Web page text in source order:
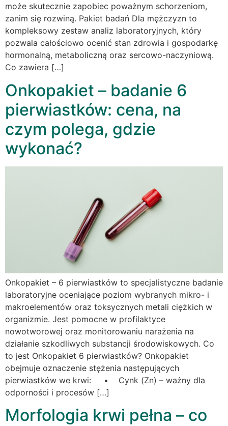
może skutecznie zapobiec poważnym schorzeniom,
zanim się rozwiną. Pakiet badań Dla mężczyzn to
kompleksowy zestaw analiz laboratoryjnych, który
pozwala całościowo ocenić stan zdrowia i gospodarkę
hormonalną, metaboliczną oraz sercowo-naczyniową.
Co zawiera […]
Onkopakiet – badanie 6
pierwiastków: cena, na
czym polega, gdzie
wykonać?
Onkopakiet – 6 pierwiastków to specjalistyczne badanie
laboratoryjne oceniające poziom wybranych mikro- i
makroelementów oraz toksycznych metali ciężkich w
organizmie. Jest pomocne w profilaktyce
nowotworowej oraz monitorowaniu narażenia na
działanie szkodliwych substancji środowiskowych. Co
to jest Onkopakiet 6 pierwiastków? Onkopakiet
obejmuje oznaczenie stężenia następujących
pierwiastków we krwi: • Cynk (Zn) – ważny dla
odporności i procesów […]
Morfologia krwi pełna – co